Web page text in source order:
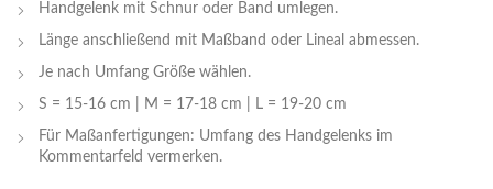
Handgelenk mit Schnur oder Band umlegen.
Länge anschließend mit Maßband oder Lineal abmessen.
Je nach Umfang Größe wählen.
S = 15-16 cm | M = 17-18 cm | L = 19-20 cm
Für Maßanfertigungen: Umfang des Handgelenks im
Kommentarfeld vermerken.